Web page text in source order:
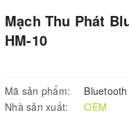
Mạch Thu Phát
HM-10
Mã sản phẩm:
Nhà sản xuất:
OEM